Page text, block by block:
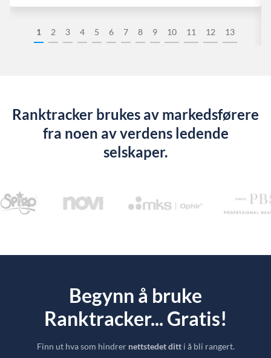
1 2 3 4 5 6 7 8 9 10 11 12 13
Ranktracker brukes av markedsførere
fra noen av verdens ledende
selskaper.
Begynn å bruke
Ranktracker... Gratis!
Finn ut hva som hindrer nettstedet ditti å bli rangert.